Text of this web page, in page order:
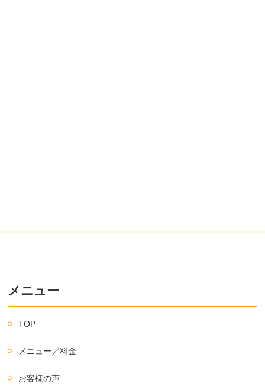
メニュー
TOP
メニュー／料金
お客様の声